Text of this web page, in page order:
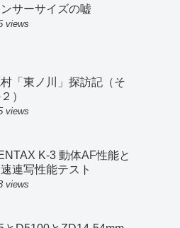
サーサイズの嘘
views
「東ノ川」探訪記（そ
）
views
K-3 動体AF性能と
連写性能テスト
views